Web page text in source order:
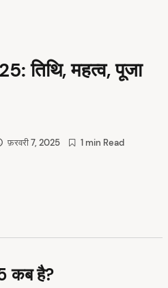
तिथि, महत्व, पूजा
फ़रवरी 7, 2025 1 min Read
कब है?